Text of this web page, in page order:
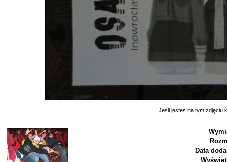
Jeśli jesteś na tym zdjęciu
Data